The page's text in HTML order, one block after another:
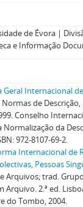
de Évora |
e Informação
Geral Internacional
de
Conselho
Normalização da
972-8107-69-2.
Internacional
Pessoas
Arquivos; trad.
Arquivo. 2.ª ed.
do Tombo, 2004.